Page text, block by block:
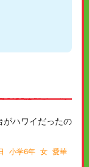
がハワイだったの
小学6年 女 愛華